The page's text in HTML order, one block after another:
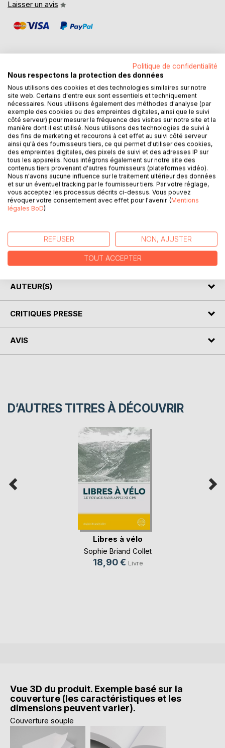
Laisser un avis
DESCRIPTION
La vie est une succession d'expériences est le récit de vie
d'Irène Primault.
Elle tenait à laisser une trace de son histoire à ses petits-
enfants et arrières petits-enfants. Dans cette transmission
qu'elle offre, elle navigue entre les souvenirs intimes d'une
vie et les souvenirs de la grande histoire.
Nous avions rendez-vous tous les quinze jours, le vendredi
à15h00, un rendez-vous qu'Irène attendait impatiemment.
Elle se racontait avec tant de ferveur que parfois mon stylo
avait du mal à suivre.
Transmettre, voilà ce que désire Irène au plus profond de
son être.
Par les mots, elle vous confie son histoire, votre histoire...
AUTEUR(S)
CRITIQUES PRESSE
AVIS
D’AUTRES TITRES À DÉCOUVRIR
Libres à vélo
Sophie Briand Collet
18,90 € Livre
Vue 3D du produit. Exemple basé sur la
couverture (les caractéristiques et les
dimensions peuvent varier).
Couverture souple
Politique de confidentialité
Nous respectons la protection des données
Nous utilisons des cookies et des technologies similaires sur notre
site web. Certains d'entre eux sont essentiels et techniquement
nécessaires. Nous utilisons également des méthodes d'analyse (par
exemple des cookies ou des empreintes digitales, ainsi que le suivi
côté serveur) pour mesurer la fréquence des visites sur notre site et la
manière dont il est utilisé. Nous utilisons des technologies de suivi à
des fins de marketing et recourons à cet effet au suivi côté serveur
ainsi qu'à des fournisseurs tiers, ce qui permet d'utiliser des cookies,
des empreintes digitales, des pixels de suivi et des adresses IP sur
tous les appareils. Nous intégrons également sur notre site des
contenus tiers provenant d'autres fournisseurs (plateformes vidéo).
Nous n'avons aucune influence sur le traitement ultérieur des données
et sur un éventuel tracking par le fournisseur tiers. Par votre réglage,
vous acceptez les processus décrits ci-dessus. Vous pouvez
révoquer votre consentement avec effet pour l'avenir. (Mentions
légales BoD)
REFUSER NON, AJUSTER
TOUT ACCEPTER